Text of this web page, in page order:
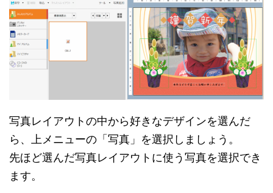
写真レイアウトの中から好きなデザインを選んだ
ら、上メニューの「写真」を選択しましょう。
先ほど選んだ写真レイアウトに使う写真を選択でき
ます。